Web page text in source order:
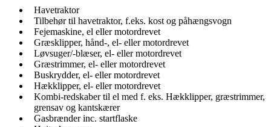
Havetraktor
Tilbehør til havetraktor, f.eks. kost og påhængsvogn
Fejemaskine, el eller motordrevet
Græsklipper, hånd-, el- eller motordrevet
Løvsuger/-blæser, el- eller motordrevet
Græstrimmer, el- eller motordrevet
Buskrydder, el- eller motordrevet
Hækklipper, el- eller motordrevet
Kombi-redskaber til el med f. eks. Hækklipper, græstrimmer,
grensav og kantskærer
Gasbrænder inc. startflaske